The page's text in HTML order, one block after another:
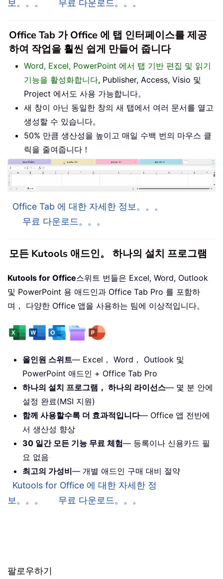
보。。。
무료 다운로드。。。
Office Tab 가 Office 에 탭 인터페이스를 제공
하여 작업을 훨씬 쉽게 만들어 줍니다
Word, Excel, PowerPoint 에서 탭 기반 편집 및 읽기
기능을 활성화합니다, Publisher, Access, Visio 및
Project 에서도 사용 가능합니다。
새 창이 아닌 동일한 창의 새 탭에서 여러 문서를 열고
생성할 수 있습니다。
50% 만큼 생산성을 높이고 매일 수백 번의 마우스 클
릭을 줄여줍니다！
Office Tab 에 대한 자세한 정보。。。
무료 다운로드。。。
모든 Kutools 애드인。 하나의 설치 프로그램
Kutools for Office스위트 번들은 Excel, Word, Outlook
및 PowerPoint 용 애드인과 Office Tab Pro 를 포함하
며， 다양한 Office 앱을 사용하는 팀에 이상적입니다。
올인원 스위트— Excel， Word， Outlook 및
PowerPoint 애드인 + Office Tab Pro
하나의 설치 프로그램， 하나의 라이선스— 몇 분 안에
설정 완료(MSI 지원)
함께 사용할수록 더 효과적입니다— Office 앱 전반에
서 생산성 향상
30 일간 모든 기능 무료 체험— 등록이나 신용카드 필
요 없음
최고의 가성비— 개별 애드인 구매 대비 절약
Kutools for Office 에 대한 자세한 정
보。。。
무료 다운로드。。。
팔로우하기